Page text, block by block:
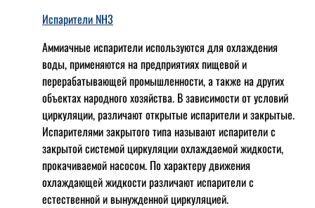
Испарители NH3
Аммиачные испарители используются для охлаждения
воды, применяются на предприятиях пищевой и
перерабатывающей промышленности, а также на других
объектах народного хозяйства. В зависимости от условий
циркуляции, различают открытые испарители и закрытые.
Испарителями закрытого типа называют испарители с
закрытой системой циркуляции охлаждаемой жидкости,
прокачиваемой насосом. По характеру движения
охлаждающей жидкости различают испарители с
естественной и вынужденной циркуляцией.